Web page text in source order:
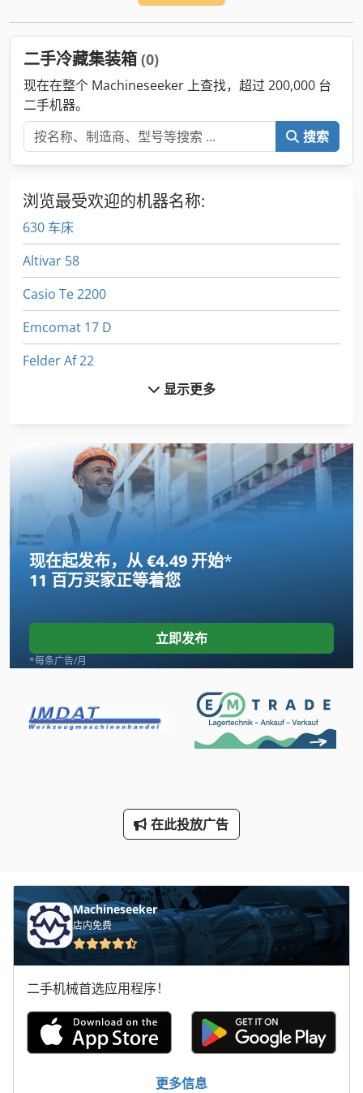
二手冷藏集装箱 (0)
现在在整个 Machineseeker 上查找，超过 200,000 台
二手机器。
搜索
浏览最受欢迎的机器名称:
630 车床
Altivar 58
Casio Te 2200
Emcomat 17 D
Felder Af 22
Gildemeister Ct 20
Index B 60
International 434
Jung Hf 50 Rd
Jungheinrich E
Jungheinrich Efg 425 K
Linde
Newton 20
手动 绞车
手枪
断头台
林 德 叉车
轮式挖掘机
显示更多
现在起发布，从 €4.49 开始*
11 百万买家正等着您
立即发布
*每条广告/月
在此投放广告
Machineseeker
店内免费
二手机械首选应用程序！
更多信息